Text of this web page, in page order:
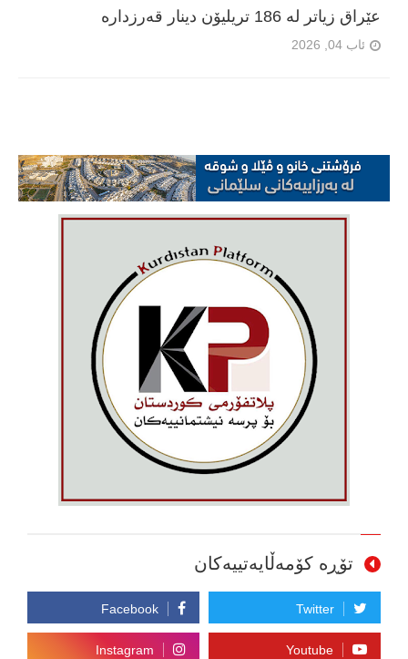
عێراق زیاتر لە 186 تریلیۆن دینار قەرزدارە
ئاب 04, 2026
تۆڕە کۆمەڵایەتییەکان